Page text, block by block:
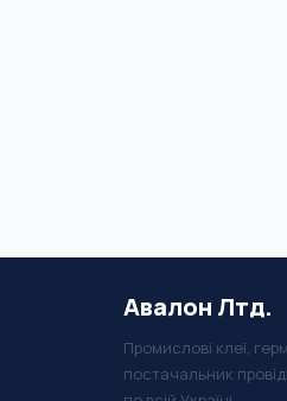
Авалон Лтд.
Промислові клеї,
постачальник